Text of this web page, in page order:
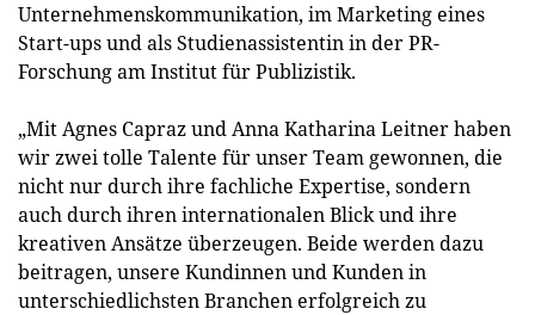
Unternehmenskommunikation, im Marketing eines
Start-ups und als Studienassistentin in der PR-
Forschung am Institut für Publizistik.
„Mit Agnes Capraz und Anna Katharina Leitner haben
wir zwei tolle Talente für unser Team gewonnen, die
nicht nur durch ihre fachliche Expertise, sondern
auch durch ihren internationalen Blick und ihre
kreativen Ansätze überzeugen. Beide werden dazu
beitragen, unsere Kundinnen und Kunden in
unterschiedlichsten Branchen erfolgreich zu